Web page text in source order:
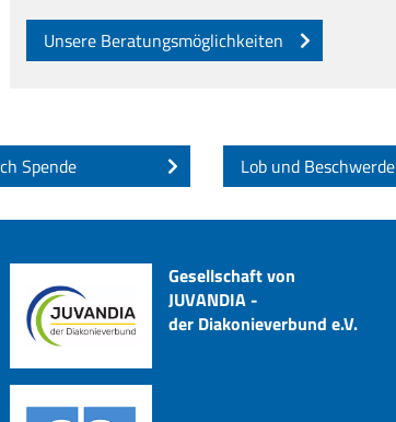
Unsere Beratungsmöglichkeiten
Spende Lob und Beschwerde
Gesellschaft von
JUVANDIA -
der Diakonieverbund e.V.